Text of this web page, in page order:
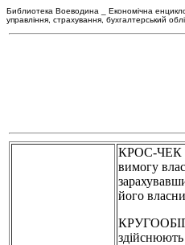
Библиотека Воеводина _ Економічна
управління, страхування, бухгалтерський
КРОС-ЧЕК
вимогу
його
КРУГООБІГ